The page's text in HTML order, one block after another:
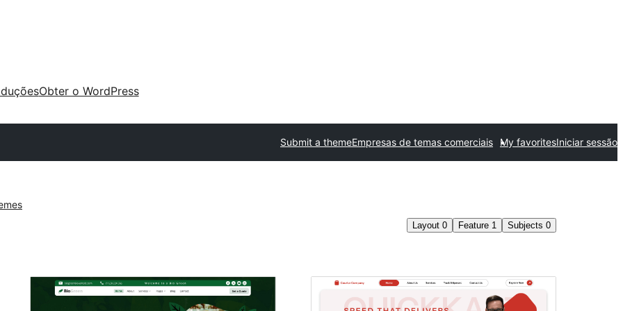
Obter o WordPress
Submit a themeEmpresas de temas comerciais My favoritesIniciar sessão
Layout 0 Feature 1 Subjects 0